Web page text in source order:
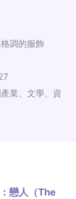
調的服飾
業、文學、資
戀人（The